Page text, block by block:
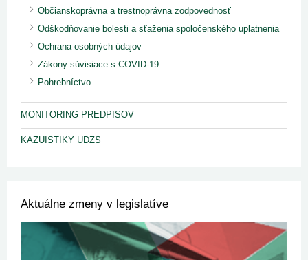
Občianskoprávna a trestnoprávna zodpovednosť
Odškodňovanie bolesti a sťaženia spoločenského uplatnenia
Ochrana osobných údajov
Zákony súvisiace s COVID-19
Pohrebníctvo
MONITORING PREDPISOV
KAZUISTIKY UDZS
Aktuálne zmeny v legislatíve